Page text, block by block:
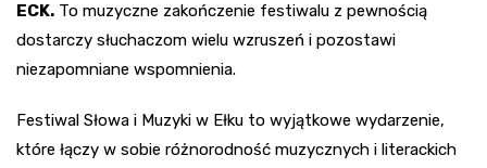
ECK. To muzyczne zakończenie festiwalu z pewnością
dostarczy słuchaczom wielu wzruszeń i pozostawi
niezapomniane wspomnienia.
Festiwal Słowa i Muzyki w Ełku to wyjątkowe wydarzenie,
które łączy w sobie różnorodność muzycznych i literackich